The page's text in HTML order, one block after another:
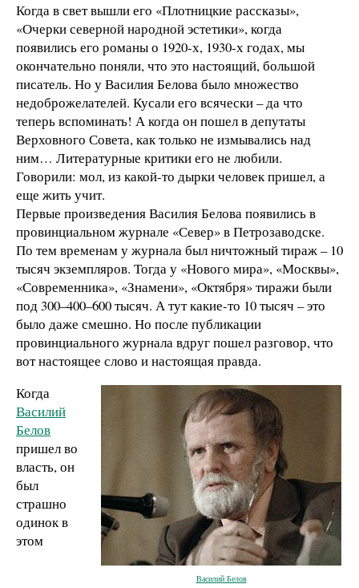
Когда в свет вышли его «Плотницкие рассказы»,
«Очерки северной народной эстетики», когда
появились его романы о 1920-х, 1930-х годах, мы
окончательно поняли, что это настоящий, большой
писатель. Но у Василия Белова было множество
недоброжелателей. Кусали его всячески – да что
теперь вспоминать! А когда он пошел в депутаты
Верховного Совета, как только не измывались над
ним… Литературные критики его не любили.
Говорили: мол, из какой-то дырки человек пришел, а
еще жить учит.
Первые произведения Василия Белова появились в
провинциальном журнале «Север» в Петрозаводске.
По тем временам у журнала был ничтожный тираж – 10
тысяч экземпляров. Тогда у «Нового мира», «Москвы»,
«Современника», «Знамени», «Октября» тиражи были
под 300–400–600 тысяч. А тут какие-то 10 тысяч – это
было даже смешно. Но после публикации
провинциального журнала вдруг пошел разговор, что
вот настоящее слово и настоящая правда.
Василий Белов
Когда
Василий
Белов
пришел во
власть, он
был
страшно
одинок в
этом